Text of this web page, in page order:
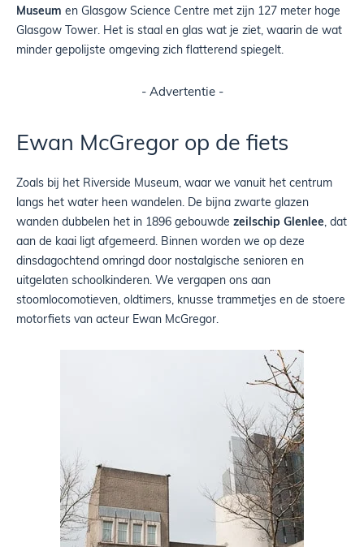
Museum en Glasgow Science Centre met zijn 127 meter hoge
Glasgow Tower. Het is staal en glas wat je ziet, waarin de wat
minder gepolijste omgeving zich flatterend spiegelt.
- Advertentie -
Ewan McGregor op de fiets
Zoals bij het Riverside Museum, waar we vanuit het centrum
langs het water heen wandelen. De bijna zwarte glazen
wanden dubbelen het in 1896 gebouwde zeilschip Glenlee, dat
aan de kaai ligt afgemeerd. Binnen worden we op deze
dinsdagochtend omringd door nostalgische senioren en
uitgelaten schoolkinderen. We vergapen ons aan
stoomlocomotieven, oldtimers, knusse trammetjes en de stoere
motorfiets van acteur Ewan McGregor.